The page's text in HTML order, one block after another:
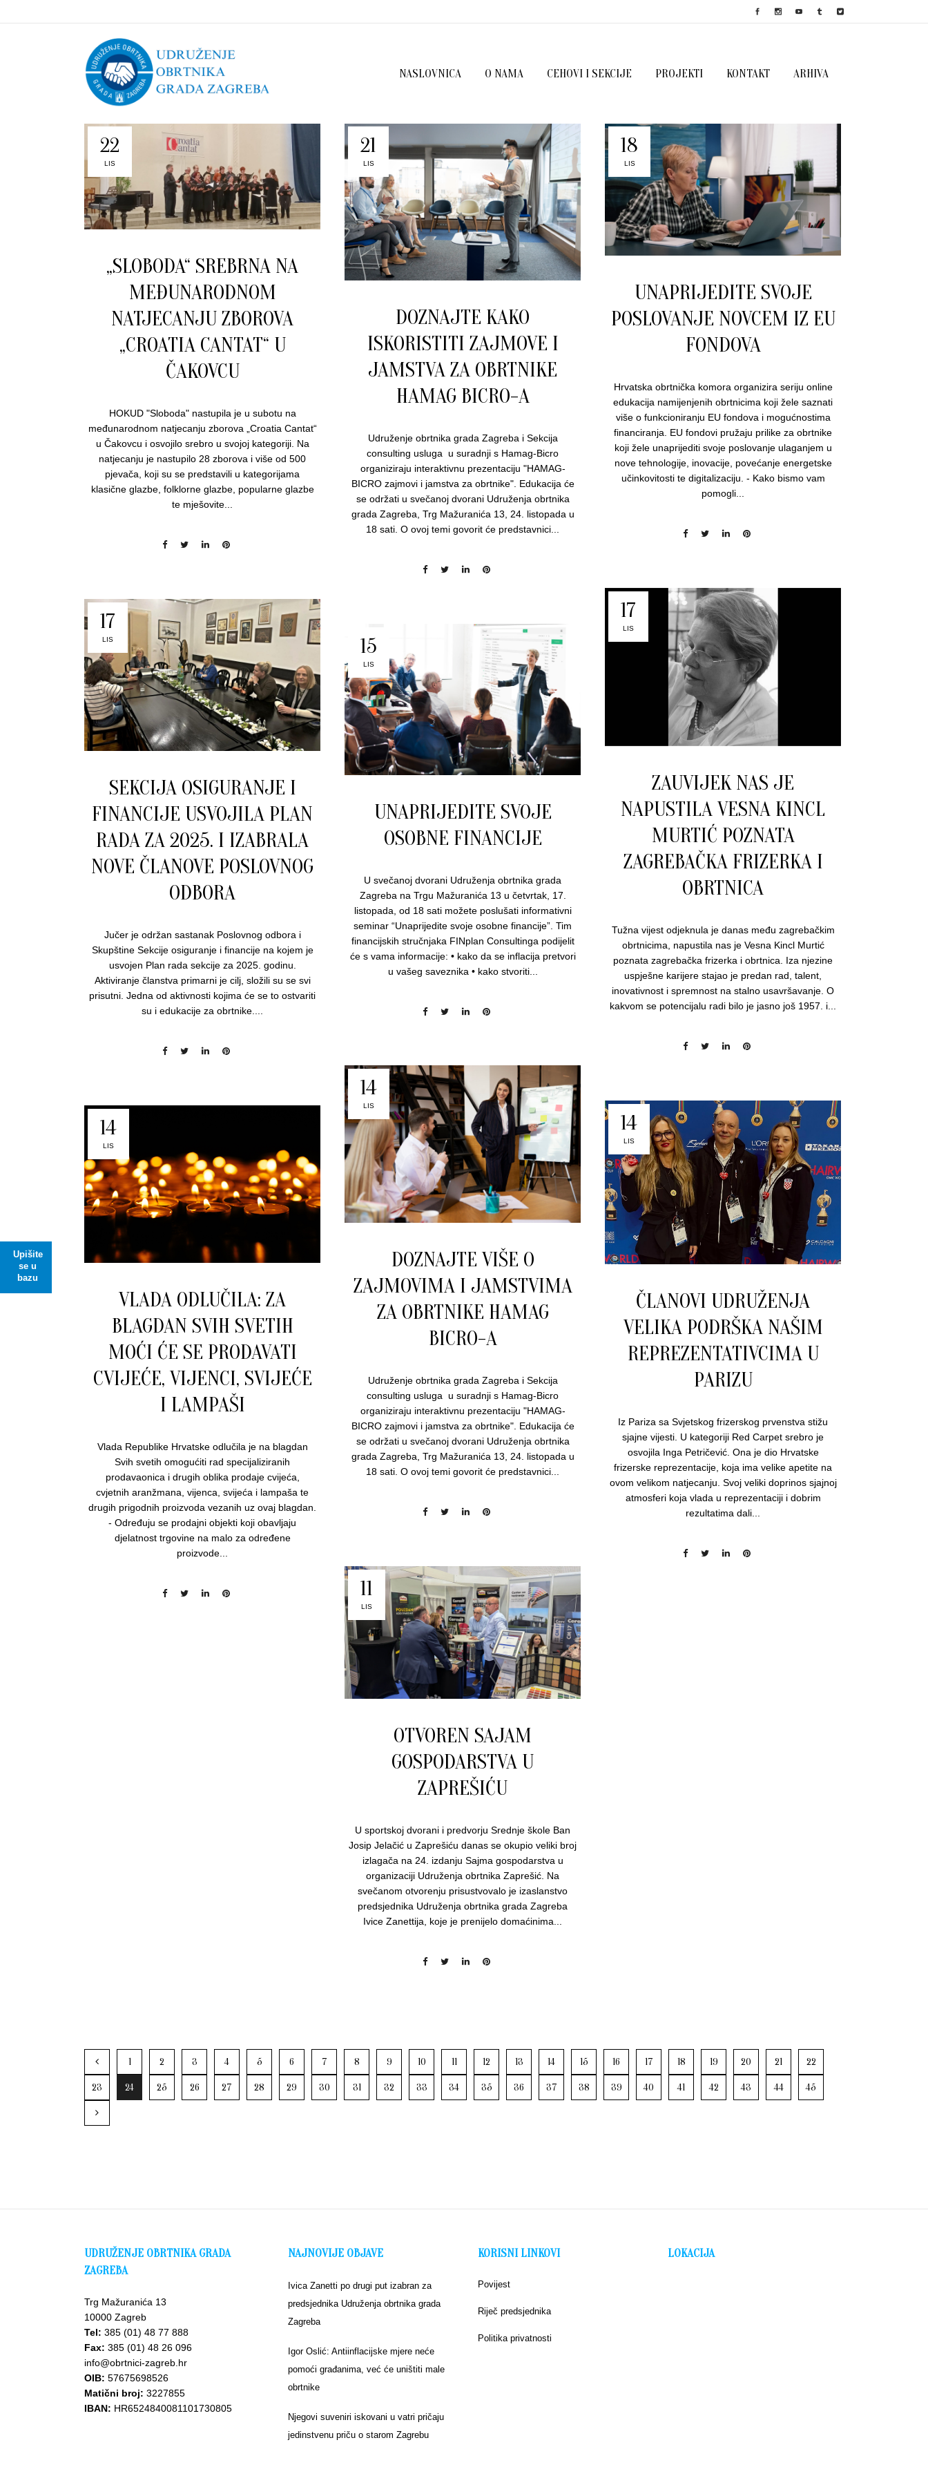
NASLOVNICA O NAMA CEHOVI I SEKCIJE PROJEKTI KONTAKT ARHIVA
Upišite
se u
bazu
22
LIS
„SLOBODA“ SREBRNA NA
MEĐUNARODNOM
NATJECANJU ZBOROVA
„CROATIA CANTAT“ U
ČAKOVCU
HOKUD "Sloboda" nastupila je u subotu na
međunarodnom natjecanju zborova „Croatia Cantat“
u Čakovcu i osvojilo srebro u svojoj kategoriji. Na
natjecanju je nastupilo 28 zborova i više od 500
pjevača, koji su se predstavili u kategorijama
klasične glazbe, folklorne glazbe, popularne glazbe
te mješovite...
21
LIS
DOZNAJTE KAKO
ISKORISTITI ZAJMOVE I
JAMSTVA ZA OBRTNIKE
HAMAG BICRO-A
Udruženje obrtnika grada Zagreba i Sekcija
consulting usluga u suradnji s Hamag-Bicro
organiziraju interaktivnu prezentaciju "HAMAG-
BICRO zajmovi i jamstva za obrtnike". Edukacija će
se održati u svečanoj dvorani Udruženja obrtnika
grada Zagreba, Trg Mažuranića 13, 24. listopada u
18 sati. O ovoj temi govorit će predstavnici...
18
LIS
UNAPRIJEDITE SVOJE
POSLOVANJE NOVCEM IZ EU
FONDOVA
Hrvatska obrtnička komora organizira seriju online
edukacija namijenjenih obrtnicima koji žele saznati
više o funkcioniranju EU fondova i mogućnostima
financiranja. EU fondovi pružaju prilike za obrtnike
koji žele unaprijediti svoje poslovanje ulaganjem u
nove tehnologije, inovacije, povećanje energetske
učinkovitosti te digitalizaciju. - Kako bismo vam
pomogli...
17
LIS
ZAUVIJEK NAS JE
NAPUSTILA VESNA KINCL
MURTIĆ POZNATA
ZAGREBAČKA FRIZERKA I
OBRTNICA
Tužna vijest odjeknula je danas među zagrebačkim
obrtnicima, napustila nas je Vesna Kincl Murtić
poznata zagrebačka frizerka i obrtnica. Iza njezine
uspješne karijere stajao je predan rad, talent,
inovativnost i spremnost na stalno usavršavanje. O
kakvom se potencijalu radi bilo je jasno još 1957. i...
17
LIS
SEKCIJA OSIGURANJE I
FINANCIJE USVOJILA PLAN
RADA ZA 2025. I IZABRALA
NOVE ČLANOVE POSLOVNOG
ODBORA
Jučer je održan sastanak Poslovnog odbora i
Skupštine Sekcije osiguranje i financije na kojem je
usvojen Plan rada sekcije za 2025. godinu.
Aktiviranje članstva primarni je cilj, složili su se svi
prisutni. Jedna od aktivnosti kojima će se to ostvariti
su i edukacije za obrtnike....
15
LIS
UNAPRIJEDITE SVOJE
OSOBNE FINANCIJE
U svečanoj dvorani Udruženja obrtnika grada
Zagreba na Trgu Mažuranića 13 u četvrtak, 17.
listopada, od 18 sati možete poslušati informativni
seminar “Unaprijedite svoje osobne financije”. Tim
financijskih stručnjaka FINplan Consultinga podijelit
će s vama informacije: • kako da se inflacija pretvori
u vašeg saveznika • kako stvoriti...
14
LIS
DOZNAJTE VIŠE O
ZAJMOVIMA I JAMSTVIMA
ZA OBRTNIKE HAMAG
BICRO-A
Udruženje obrtnika grada Zagreba i Sekcija
consulting usluga u suradnji s Hamag-Bicro
organiziraju interaktivnu prezentaciju "HAMAG-
BICRO zajmovi i jamstva za obrtnike". Edukacija će
se održati u svečanoj dvorani Udruženja obrtnika
grada Zagreba, Trg Mažuranića 13, 24. listopada u
18 sati. O ovoj temi govorit će predstavnici...
14
LIS
ČLANOVI UDRUŽENJA
VELIKA PODRŠKA NAŠIM
REPREZENTATIVCIMA U
PARIZU
Iz Pariza sa Svjetskog frizerskog prvenstva stižu
sjajne vijesti. U kategoriji Red Carpet srebro je
osvojila Inga Petričević. Ona je dio Hrvatske
frizerske reprezentacije, koja ima velike apetite na
ovom velikom natjecanju. Svoj veliki doprinos sjajnoj
atmosferi koja vlada u reprezentaciji i dobrim
rezultatima dali...
14
LIS
VLADA ODLUČILA: ZA
BLAGDAN SVIH SVETIH
MOĆI ĆE SE PRODAVATI
CVIJEĆE, VIJENCI, SVIJEĆE
I LAMPAŠI
Vlada Republike Hrvatske odlučila je na blagdan
Svih svetih omogućiti rad specijaliziranih
prodavaonica i drugih oblika prodaje cvijeća,
cvjetnih aranžmana, vijenca, svijeća i lampaša te
drugih prigodnih proizvoda vezanih uz ovaj blagdan.
- Određuju se prodajni objekti koji obavljaju
djelatnost trgovine na malo za određene
proizvode...
11
LIS
OTVOREN SAJAM
GOSPODARSTVA U
ZAPREŠIĆU
U sportskoj dvorani i predvorju Srednje škole Ban
Josip Jelačić u Zaprešiću danas se okupio veliki broj
izlagača na 24. izdanju Sajma gospodarstva u
organizaciji Udruženja obrtnika Zaprešić. Na
svečanom otvorenju prisustvovalo je izaslanstvo
predsjednika Udruženja obrtnika grada Zagreba
Ivice Zanettija, koje je prenijelo domaćinima...
1 2 3 4 5 6 7 8 9 10 11 12 13 14 15 16 17 18 19 20 21 22
23 24 25 26 27 28 29 30 31 32 33 34 35 36 37 38 39 40 41 42 43 44 45
UDRUŽENJE OBRTNIKA GRADA
ZAGREBA
Trg Mažuranića 13
10000 Zagreb
Tel: 385 (01) 48 77 888
Fax: 385 (01) 48 26 096
info@obrtnici-zagreb.hr
OIB: 57675698526
Matični broj: 3227855
IBAN: HR6524840081101730805
NAJNOVIJE OBJAVE
Ivica Zanetti po drugi put izabran za
predsjednika Udruženja obrtnika grada
Zagreba
Igor Oslić: Antiinflacijske mjere neće
pomoći građanima, već će uništiti male
obrtnike
Njegovi suveniri iskovani u vatri pričaju
jedinstvenu priču o starom Zagrebu
KORISNI LINKOVI
Povijest
Riječ predsjednika
Politika privatnosti
LOKACIJA